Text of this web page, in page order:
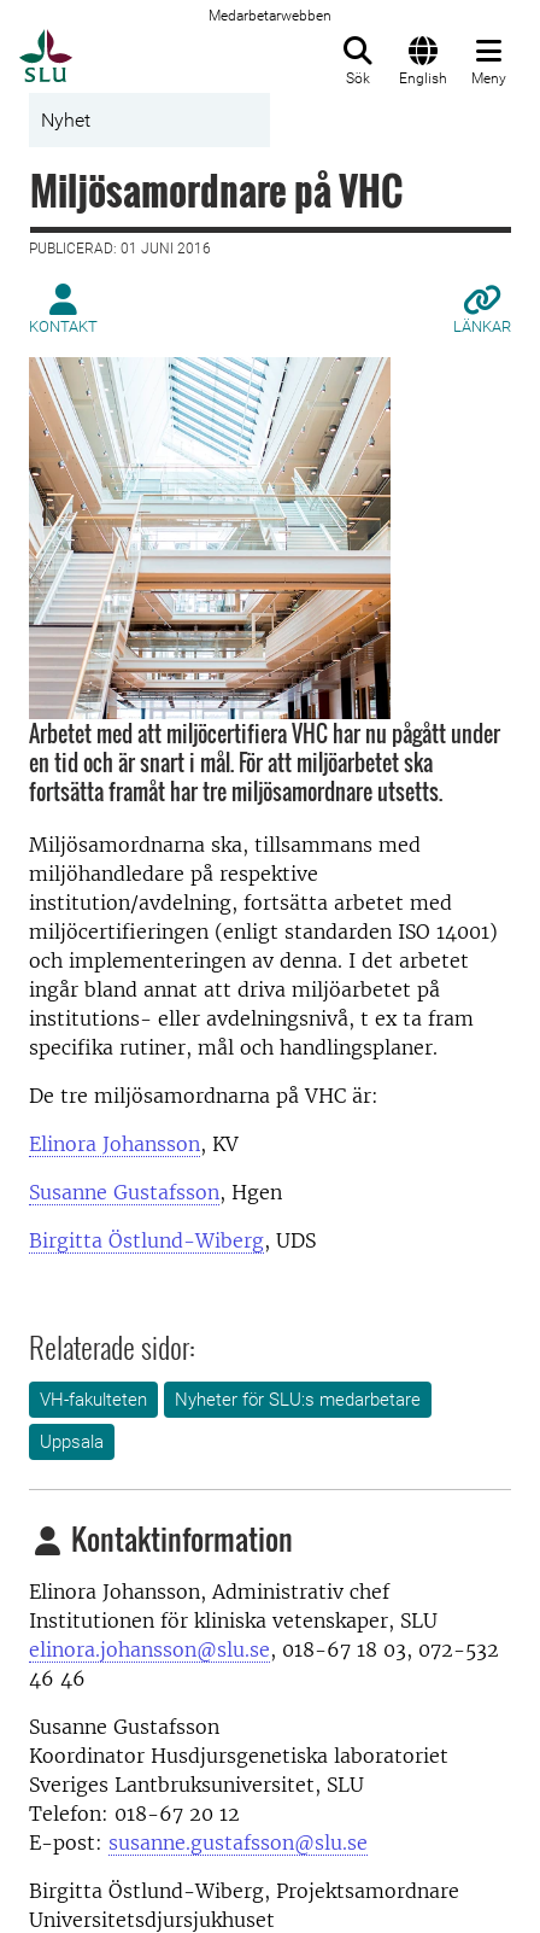
Medarbetarwebben
Sök English Meny
Nyhet
Miljösamordnare på VHC
PUBLICERAD: 01 JUNI 2016
KONTAKT LÄNKAR
Arbetet med att miljöcertifiera VHC har nu pågått under
en tid och är snart i mål. För att miljöarbetet ska
fortsätta framåt har tre miljösamordnare utsetts.
Miljösamordnarna ska, tillsammans med
miljöhandledare på respektive
institution/avdelning, fortsätta arbetet med
miljöcertifieringen (enligt standarden ISO 14001)
och implementeringen av denna. I det arbetet
ingår bland annat att driva miljöarbetet på
institutions- eller avdelningsnivå, t ex ta fram
specifika rutiner, mål och handlingsplaner.
De tre miljösamordnarna på VHC är:
Elinora Johansson, KV
Susanne Gustafsson, Hgen
Birgitta Östlund-Wiberg, UDS
Relaterade sidor:
VH-fakulteten
Nyheter för SLU:s medarbetare
Uppsala
Kontaktinformation
Elinora Johansson,Administrativ chef
Institutionen för kliniska vetenskaper, SLU
elinora.johansson@slu.se, 018-67 18 03, 072-532
46 46
Susanne Gustafsson
Koordinator Husdjursgenetiska laboratoriet
Sveriges Lantbruksuniversitet, SLU
Telefon: 018-67 20 12
E-post: susanne.gustafsson@slu.se
Birgitta Östlund-Wiberg, Projektsamordnare
Universitetsdjursjukhuset